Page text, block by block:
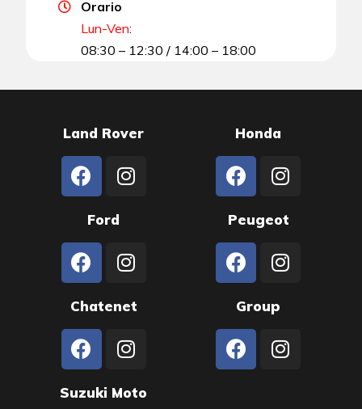
Orario
Lun-Ven:
08:30 – 12:30 / 14:00 – 18:00
Land Rover Honda
Ford Peugeot
Chatenet Group
Suzuki Moto